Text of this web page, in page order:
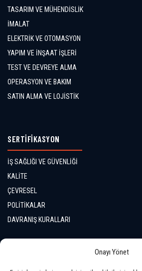
Onayı Yönet
TASARIM VE MÜHENDİSLİK
İMALAT
ELEKTRİK VE OTOMASYON
YAPIM VE İNŞAAT İŞLERİ
TEST VE DEVREYE ALMA
OPERASYON VE BAKIM
SATIN ALMA VE LOJİSTİK
SERTİFİKASYON
İŞ SAĞLIĞI VE GÜVENLİĞİ
KALİTE
ÇEVRESEL
POLİTİKALAR
DAVRANIŞ KURALLARI